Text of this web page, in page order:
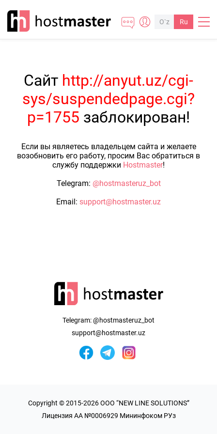
O`z Ru
Сайт http://anyut.uz/cgi-
sys/suspendedpage.cgi?
p=1755 заблокирован!
Если вы являетесь владельцем сайта и желаете
возобновить его работу, просим Вас обратиться в
службу поддержки Hostmaster!
Telegram: @hostmasteruz_bot
Email: support@hostmaster.uz
Telegram:@hostmasteruz_bot
support@hostmaster.uz
Copyright © 2015-2026 OOO “NEW LINE SOLUTIONS”
Лицензия AA №0006929 Мининфоком РУз